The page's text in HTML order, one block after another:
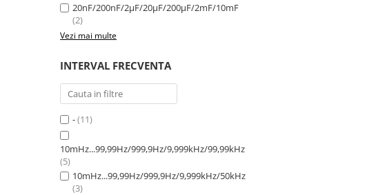
20nF/200nF/2µF/20µF/200µF/2mF/10mF
(2)
Vezi mai multe
INTERVAL FRECVENTA
-(11)
10mHz...99,99Hz/999,9Hz/9,999kHz/99,99kHz
(5)
10mHz...99,99Hz/999,9Hz/9,999kHz/50kHz
(3)